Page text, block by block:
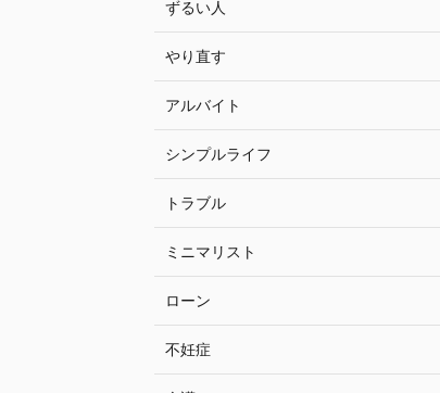
ずるい人
やり直す
アルバイト
シンプルライフ
トラブル
ミニマリスト
ローン
不妊症